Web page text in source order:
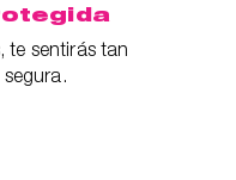
te sentirás tan